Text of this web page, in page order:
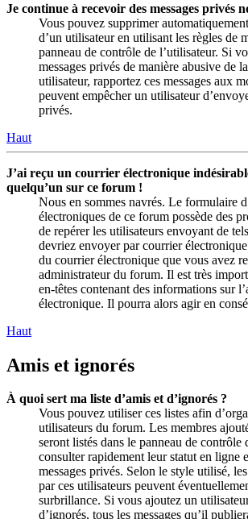
Je continue à recevoir des messages privés
Vous pouvez supprimer
d’un utilisateur en utilisant les règles de
panneau de contrôle de l’utilisateur. Si
messages privés de manière abusive de
utilisateur, rapportez ces messages aux
peuvent empêcher un utilisateur
privés.
Haut
J’ai reçu un courrier électronique
quelqu’un sur ce forum !
Nous en sommes navrés. Le formulaire
électroniques de ce forum possède des
de repérer les utilisateurs envoyant de
devriez envoyer par courrier
du courrier électronique que vous avez
administrateur du forum. Il est très
en-têtes contenant des informations sur
électronique. Il pourra alors agir en
Haut
Amis et ignorés
À quoi sert ma liste d’amis et d’ignorés ?
Vous pouvez utiliser ces listes afin
utilisateurs du forum. Les membres
seront listés dans le panneau de contrôle
consulter rapidement leur statut en ligne
messages privés. Selon le style utilisé,
par ces utilisateurs peuvent
surbrillance. Si vous ajoutez un
d’ignorés, tous les messages qu’il